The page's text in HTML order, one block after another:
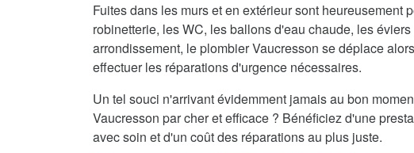
Fuites dans les murs et en extérieur sont heureusement
robinetterie, les WC, les ballons d'eau chaude, les
arrondissement, le plombier Vaucresson se déplace
effectuer les réparations d'urgence nécessaires.
Un tel souci n'arrivant évidemment jamais au bon
Vaucresson par cher et efficace ? Bénéficiez d'une
avec soin et d'un coût des réparations au plus juste.